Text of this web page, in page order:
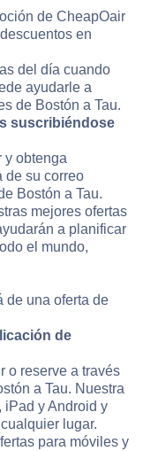
de CheapOair
en
del día cuando
ayudarle a
de Bostón a Tau.
suscribiéndose
y obtenga
de su correo
Bostón a Tau.
mejores ofertas
a planificar
el mundo,
de una oferta de
de
o reserve a través
a Tau. Nuestra
iPad y Android y
lugar.
para móviles y